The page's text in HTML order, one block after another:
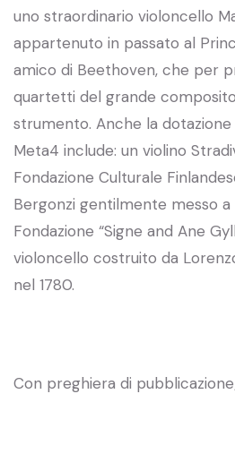
uno straordinario violoncello
appartenuto in passato al
amico di Beethoven, che per
quartetti del grande
strumento. Anche la
Meta4 include: un violino
Fondazione Culturale
Bergonzi gentilmente messo a
Fondazione “Signe and Ane
violoncello costruito da
nel 1780.
Con preghiera di